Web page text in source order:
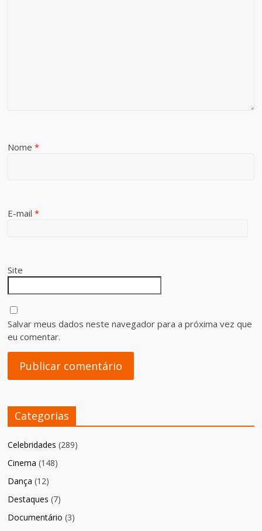
Nome*
E-mail*
Site
Salvar meus dados neste navegador para a próxima vez que
eu comentar.
Categorias
Celebridades (289)
Cinema (148)
Dança (12)
Destaques (7)
Documentário (3)